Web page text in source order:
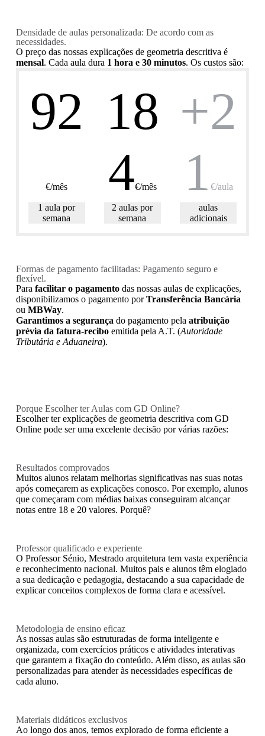
Densidade de aulas personalizada: De acordo com as
necessidades.
O preço das nossas explicações de geometria descritiva é
mensal. Cada aula dura 1 hora e 30 minutos. Os custos são:
92
€/mês
1 aula por
semana
18
4€/mês
2 aulas por
semana
+2
1 €/aula
aulas
adicionais
Formas de pagamento facilitadas: Pagamento seguro e
flexível.
Para facilitar o pagamentodas nossas aulas de explicações,
disponibilizamos o pagamento porTransferência Bancária
ou MBWay.
Garantimos a segurança do pagamento pela atribuição
prévia da fatura-reciboemitida pela A.T. (Autoridade
Tributária e Aduaneira).
Porque Escolher ter Aulas com GD Online?
Escolher ter explicações de geometria descritiva com GD
Online pode ser uma excelente decisão por várias razões:
Resultados comprovados
Muitos alunos relatam melhorias significativas nas suas notas
após começarem as explicações conosco. Por exemplo, alunos
que começaram com médias baixas conseguiram alcançar
notas entre 18 e 20 valores. Porquê?
Professor qualificado e experiente
O Professor Sénio, Mestrado arquitetura tem vasta experiência
e reconhecimento nacional. Muitos pais e alunos têm elogiado
a sua dedicação e pedagogia, destacando a sua capacidade de
explicar conceitos complexos de forma clara e acessível.
Metodologia de ensino eficaz
As nossas aulas são estruturadas de forma inteligente e
organizada, com exercícios práticos e atividades interativas
que garantem a fixação do conteúdo. Além disso, as aulas são
personalizadas para atender às necessidades específicas de
cada aluno.
Materiais didáticos exclusivos
Ao longo dos anos, temos explorado de forma eficiente a